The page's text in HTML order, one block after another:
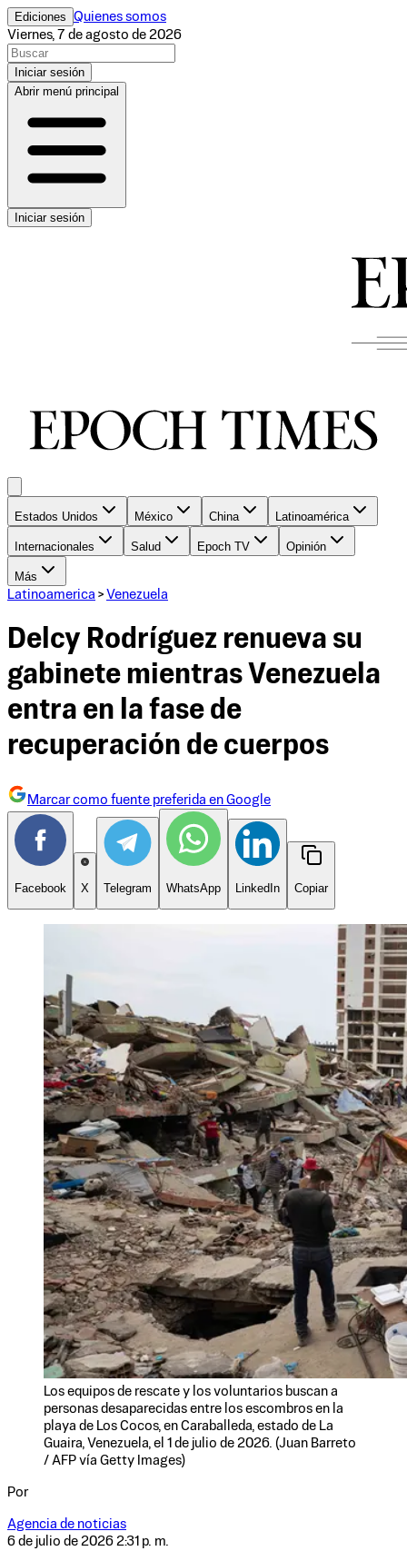
Ediciones Quienes somos
Viernes, 7 de agosto de 2026
Iniciar sesión
Abrir menú principal
Iniciar sesión
Estados Unidos México China Latinoamérica
Internacionales Salud Epoch TV Opinión
Más
Latinoamerica > Venezuela
Delcy Rodríguez renueva su
gabinete mientras Venezuela
entra en la fase de
recuperación de cuerpos
Marcar como fuente preferida en Google
Facebook X Telegram WhatsApp LinkedIn Copiar
Los equipos de rescate y los voluntarios buscan a
personas desaparecidas entre los escombros en la
playa de Los Cocos, en Caraballeda, estado de La
Guaira, Venezuela, el 1 de julio de 2026. (Juan Barreto
/ AFP vía Getty Images)
Por
Agencia de noticias
6 de julio de 2026 2:31 p. m.